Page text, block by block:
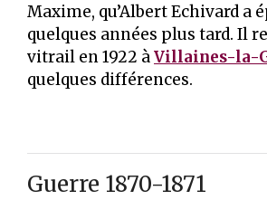
Maxime, qu’Albert Echivard a
quelques années plus tard. Il
vitrail en 1922 àVillaines-la-
quelques différences.
Guerre 1870-1871